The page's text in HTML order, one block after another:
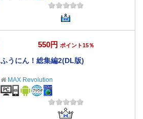
550円 ポイント15％
ふうにん！総集編2(DL版)
MAX Revolution